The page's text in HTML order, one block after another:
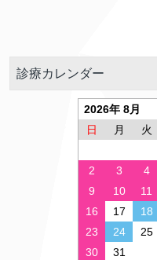
診療カレンダー
2026年 8月
日
月 火
2
3 4
9
10 11
16
17 18
23
24 25
30
31